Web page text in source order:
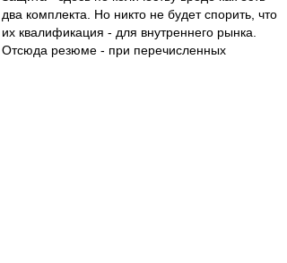
два комплекта. Но никто не будет спорить, что
их квалификация - для внутреннего рынка.
Отсюда резюме - при перечисленных